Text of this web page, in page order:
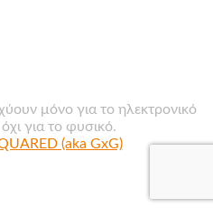
μόνο για το ηλεκτρονικό
για το φυσικό.
(aka GxG)